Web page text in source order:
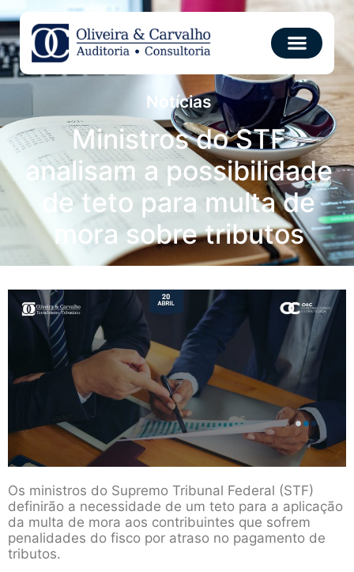
Notícias
Ministros do STF
analisam a possibilidade
de teto para multa de
mora sobre tributos
Os ministros do Supremo Tribunal Federal (STF)
definirão a necessidade de um teto para a aplicação
da multa de mora aos contribuintes que sofrem
penalidades do fisco por atraso no pagamento de
tributos.